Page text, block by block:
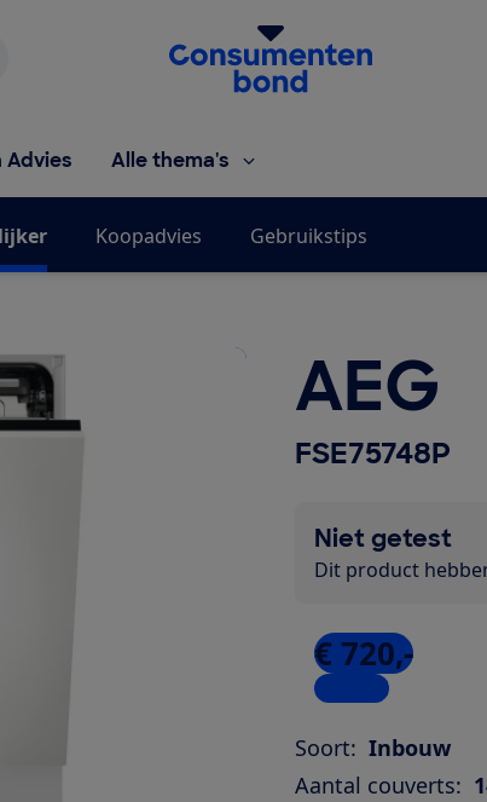
Homepage van de Consumentenbond
Advies Alle thema's
Koopadvies Gebruikstips
AEG
FSE75748P
Niet getest
Dit product
€ 720,-
1 winkel
Soort: Inbouw
Aantal couverts: